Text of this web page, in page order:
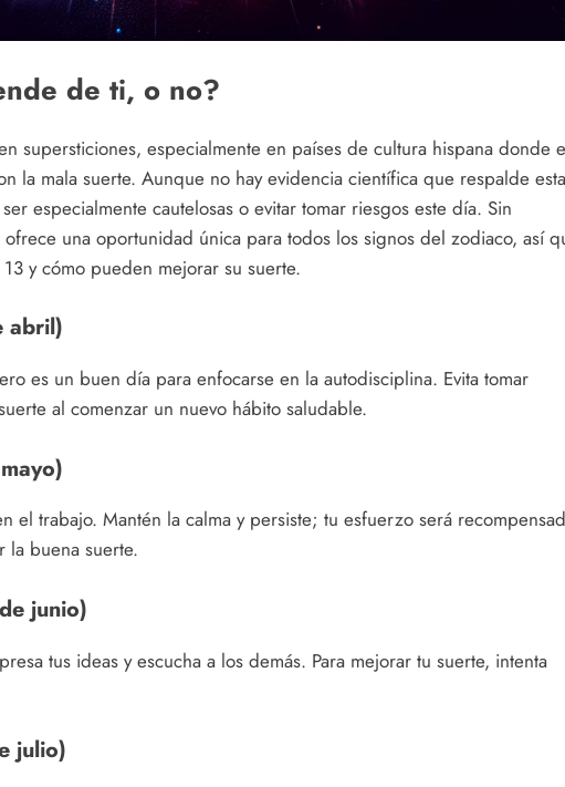
de ti, o no?
supersticiones, especialmente en países de cultura hispana donde
la mala suerte. Aunque no hay evidencia científica que respalde
especialmente cautelosas o evitar tomar riesgos este día. Sin
una oportunidad única para todos los signos del zodiaco, así
y cómo pueden mejorar su suerte.
abril)
es un buen día para enfocarse en la autodisciplina. Evita tomar
al comenzar un nuevo hábito saludable.
el trabajo. Mantén la calma y persiste; tu esfuerzo será
la buena suerte.
junio)
tus ideas y escucha a los demás. Para mejorar tu suerte, intenta
julio)